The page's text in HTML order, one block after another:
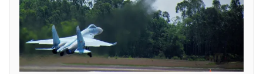
VTV Money VTV Thể thao
VTV Sức khoẻ Bất động sản